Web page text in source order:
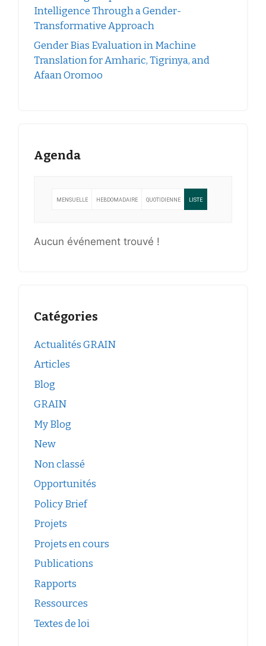
Intelligence Through a Gender-
Transformative Approach
Gender Bias Evaluation in Machine
Translation for Amharic, Tigrinya, and
Afaan Oromoo
Agenda
MENSUELLE HEBDOMADAIRE QUOTIDIENNE LISTE
Aucun événement trouvé !
Catégories
Actualités GRAIN
Articles
Blog
GRAIN
My Blog
New
Non classé
Opportunités
Policy Brief
Projets
Projets en cours
Publications
Rapports
Ressources
Textes de loi